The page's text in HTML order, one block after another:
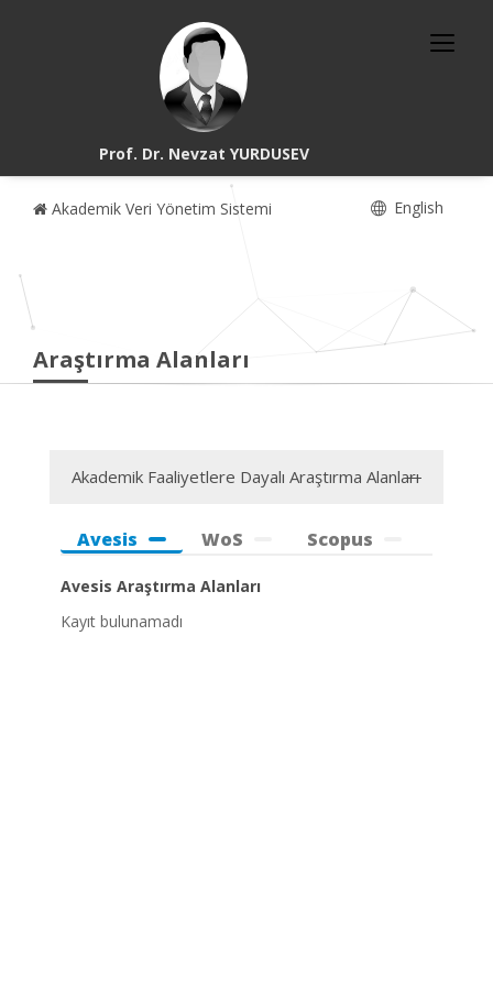
Prof. Dr. Nevzat YURDUSEV
Akademik Veri Yönetim Sistemi English
Araştırma Alanları
Akademik Faaliyetlere Dayalı Araştırma Alanları
Avesis WoS Scopus
Avesis Araştırma Alanları
Kayıt bulunamadı